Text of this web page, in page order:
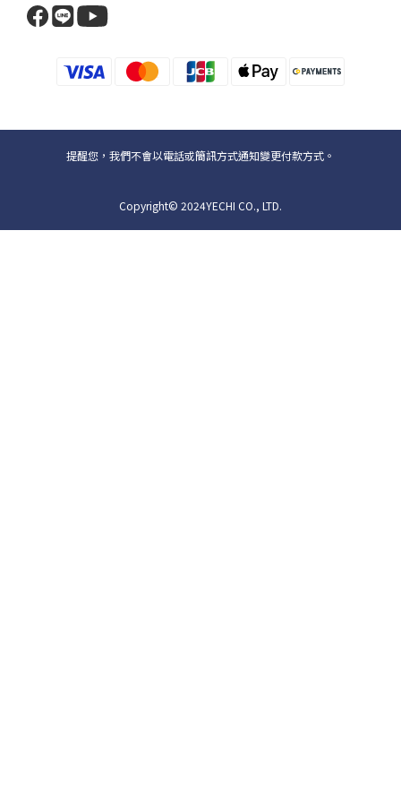
提醒您，我們不會以電話或簡訊方式通知變更付款方式。
Copyright© 2024YECHI CO., LTD.